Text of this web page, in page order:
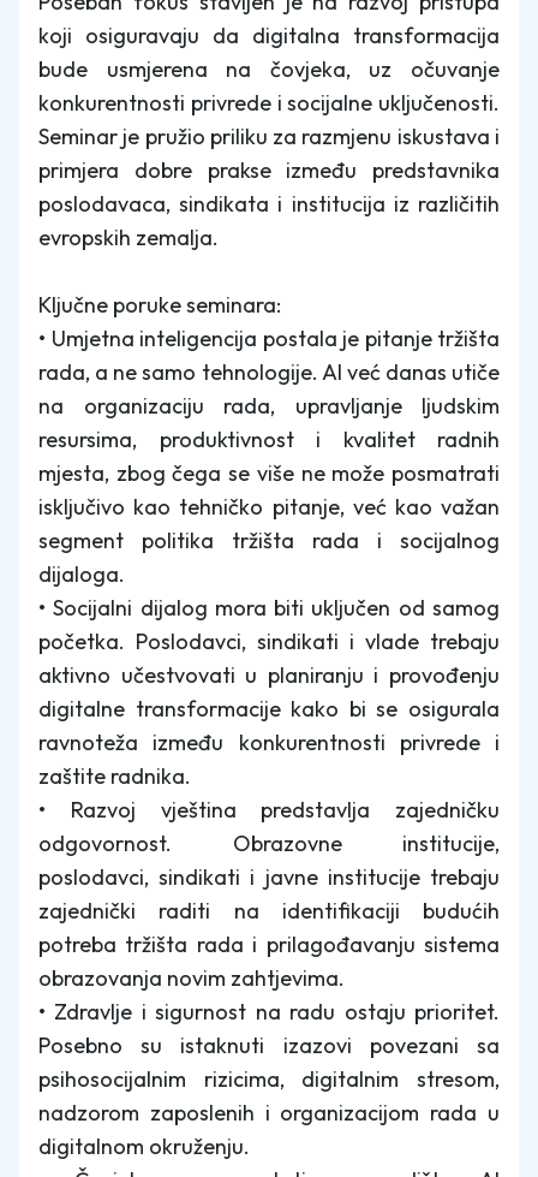
koji osiguravaju da digitalna transformacija
bude usmjerena na čovjeka, uz očuvanje
konkurentnosti privrede i socijalne uključenosti.
Seminar je pružio priliku za razmjenu iskustava i
primjera dobre prakse između predstavnika
poslodavaca, sindikata i institucija iz različitih
evropskih zemalja.
Ključne poruke seminara:
• Umjetna inteligencija postala je pitanje tržišta
rada, a ne samo tehnologije. AI već danas utiče
na organizaciju rada, upravljanje ljudskim
resursima, produktivnost i kvalitet radnih
mjesta, zbog čega se više ne može posmatrati
isključivo kao tehničko pitanje, već kao važan
segment politika tržišta rada i socijalnog
dijaloga.
• Socijalni dijalog mora biti uključen od samog
početka. Poslodavci, sindikati i vlade trebaju
aktivno učestvovati u planiranju i provođenju
digitalne transformacije kako bi se osigurala
ravnoteža između konkurentnosti privrede i
zaštite radnika.
• Razvoj vještina predstavlja zajedničku
odgovornost. Obrazovne institucije,
poslodavci, sindikati i javne institucije trebaju
zajednički raditi na identifikaciji budućih
potreba tržišta rada i prilagođavanju sistema
obrazovanja novim zahtjevima.
• Zdravlje i sigurnost na radu ostaju prioritet.
Posebno su istaknuti izazovi povezani sa
psihosocijalnim rizicima, digitalnim stresom,
nadzorom zaposlenih i organizacijom rada u
digitalnom okruženju.